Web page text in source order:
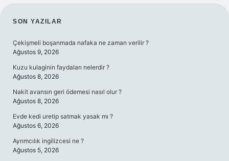
SIDEBAR
SON YAZILAR
Çekişmeli boşanmada nafaka ne zaman verilir ?
Ağustos 9, 2026
Kuzu kulaginin faydaları nelerdir ?
Ağustos 8, 2026
Nakit avansın geri ödemesi nasıl olur ?
Ağustos 8, 2026
Evde kedi uretip satmak yasak mı ?
Ağustos 6, 2026
Ayrımcılık ingilizcesi ne ?
Ağustos 5, 2026